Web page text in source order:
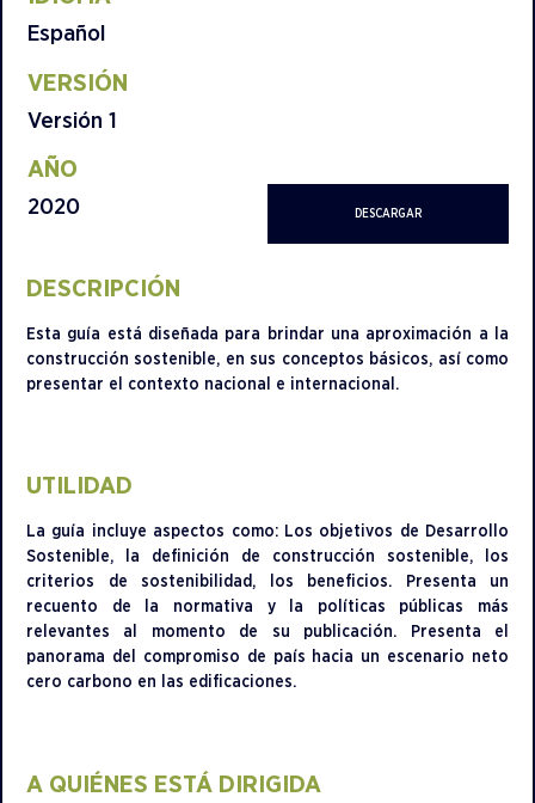
Español
VERSIÓN
Versión 1
AÑO
2020 DESCARGAR
DESCRIPCIÓN
Esta guía está diseñada para brindar una aproximación a la
construcción sostenible, en sus conceptos básicos, así como
presentar el contexto nacional e internacional.
UTILIDAD
La guía incluye aspectos como: Los objetivos de Desarrollo
Sostenible, la definición de construcción sostenible, los
criterios de sostenibilidad, los beneficios. Presenta un
recuento de la normativa y la políticas públicas más
relevantes al momento de su publicación. Presenta el
panorama del compromiso de país hacia un escenario neto
cero carbono en las edificaciones.
A QUIÉNES ESTÁ DIRIGIDA